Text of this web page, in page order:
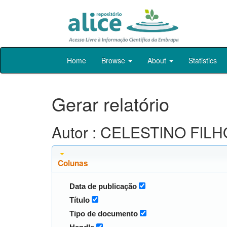
Skip
Home Browse About Statistics
Gerar relatório
Autor : CELESTINO
Colunas
Data de publicação
Título
Tipo de documento